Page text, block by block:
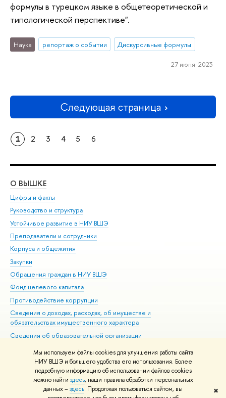
Мы используем файлы cookies для улучшения работы сайта
НИУ ВШЭ и большего удобства его использования. Более
подробную информацию об использовании файлов cookies
можно найти здесь, наши правила обработки персональных
данных –здесь. Продолжая пользоваться сайтом, вы
✖
формулы в турецком языке в общетеоретической и
типологической перспективе".
Наука репортаж о событии Дискурсивные формулы
27 июня 2023
Следующая страница
1 2 3 4 5 6
О ВЫШКЕ
Цифры и факты
Руководство и структура
Устойчивое развитие в НИУ ВШЭ
Преподаватели и сотрудники
Корпуса и общежития
Закупки
Обращения граждан в НИУ ВШЭ
Фонд целевого капитала
Противодействие коррупции
Сведения о доходах, расходах, об имуществе и
обязательствах имущественного характера
Сведения об образовательной организации
Людям с ограниченными возможностями здоровья
Единая платежная страница
Работа в Вышке